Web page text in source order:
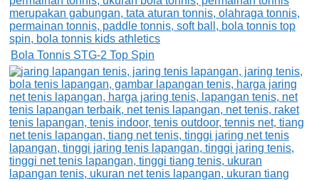
Bola Tonnis STG-2 Top Spin